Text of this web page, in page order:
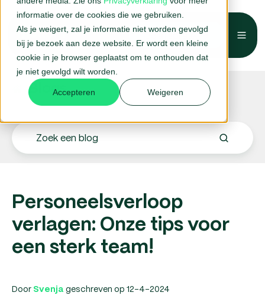
informatie over de cookies die we gebruiken.
Als je weigert, zal je informatie niet worden gevolgd
bij je bezoek aan deze website. Er wordt een kleine
cookie in je browser geplaatst om te onthouden dat
je niet gevolgd wilt worden.
Accepteren Weigeren
Belafspraak →
Blogs.
Personeelsverloop
verlagen: Onze tips voor
een sterk team!
Door Svenja geschreven op 12-4-2024